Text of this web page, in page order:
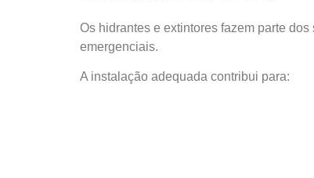
Os hidrantes e extintores fazem parte
emergenciais.
A instalação adequada contribui para: